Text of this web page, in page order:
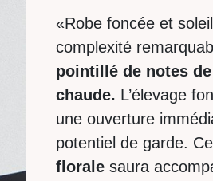
«Robe foncée et
complexité
pointillé de notes
chaude. L’élevage
une ouverture
potentiel de garde.
floralesaura